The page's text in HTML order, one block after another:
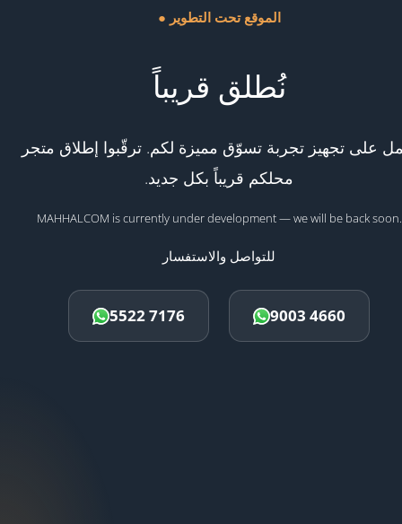
● الموقع تحت التطوير
نُطلق قريباً
على تجهيز تجربة تسوّق مميزة لكم. ترقّبوا إطلاق متجر
محلكم قريباً بكل جديد.
MAHHALCOM is currently under development — we will be back soon.
للتواصل والاستفسار
5522 7176 9003 4660